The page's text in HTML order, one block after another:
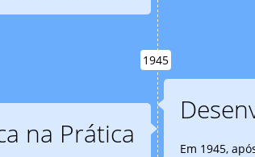
1945
Em 1945,
na Prática